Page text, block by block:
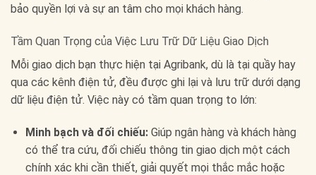
bảo quyền lợi và sự an tâm cho mọi khách hàng.
Tầm Quan Trọng của Việc Lưu Trữ Dữ Liệu Giao Dịch
Mỗi giao dịch bạn thực hiện tại Agribank, dù là tại quầy hay
qua các kênh điện tử, đều được ghi lại và lưu trữ dưới dạng
dữ liệu điện tử. Việc này có tầm quan trọng to lớn:
Minh bạch và đối chiếu:Giúp ngân hàng và khách hàng
có thể tra cứu, đối chiếu thông tin giao dịch một cách
chính xác khi cần thiết, giải quyết mọi thắc mắc hoặc